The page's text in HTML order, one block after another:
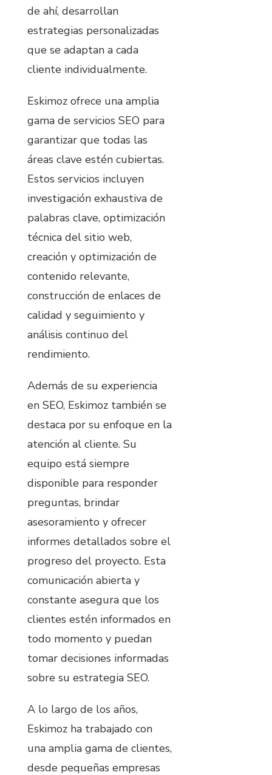
de ahí, desarrollan
estrategias personalizadas
que se adaptan a cada
cliente individualmente.
Eskimoz ofrece una amplia
gama de servicios SEO para
garantizar que todas las
áreas clave estén cubiertas.
Estos servicios incluyen
investigación exhaustiva de
palabras clave, optimización
técnica del sitio web,
creación y optimización de
contenido relevante,
construcción de enlaces de
calidad y seguimiento y
análisis continuo del
rendimiento.
Además de su experiencia
en SEO, Eskimoz también se
destaca por su enfoque en la
atención al cliente. Su
equipo está siempre
disponible para responder
preguntas, brindar
asesoramiento y ofrecer
informes detallados sobre el
progreso del proyecto. Esta
comunicación abierta y
constante asegura que los
clientes estén informados en
todo momento y puedan
tomar decisiones informadas
sobre su estrategia SEO.
A lo largo de los años,
Eskimoz ha trabajado con
una amplia gama de clientes,
desde pequeñas empresas